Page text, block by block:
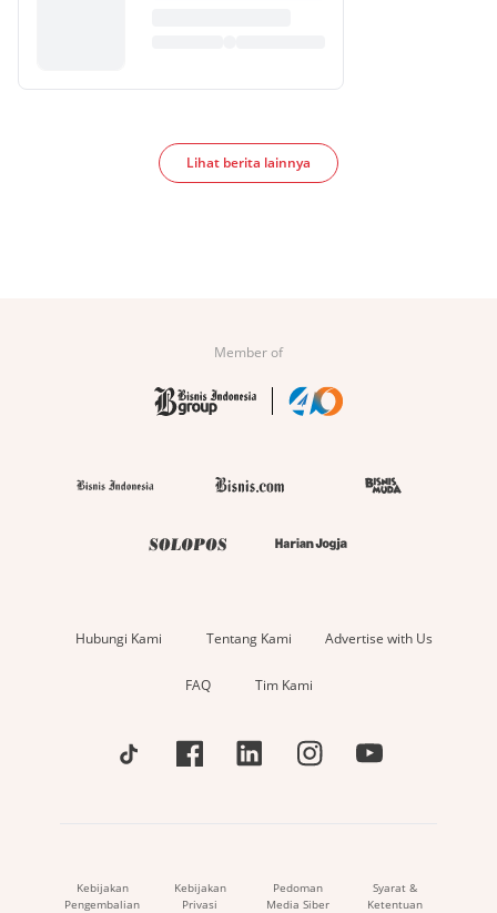
Lihat berita lainnya
Member of
Hubungi Kami Tentang Kami Advertise with Us
FAQ Tim Kami
Kebijakan
Pengembalian
Kebijakan
Privasi
Pedoman
Media Siber
Syarat &
Ketentuan